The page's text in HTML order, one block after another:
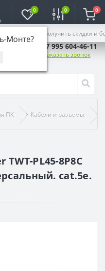
Монте?
Войдите, чтобы получить скидки и
0 0 0
+7 995 604-46-11
Заказать звонок
ПК Кабели и разъемы
PL45-8P8C
cat.5e.